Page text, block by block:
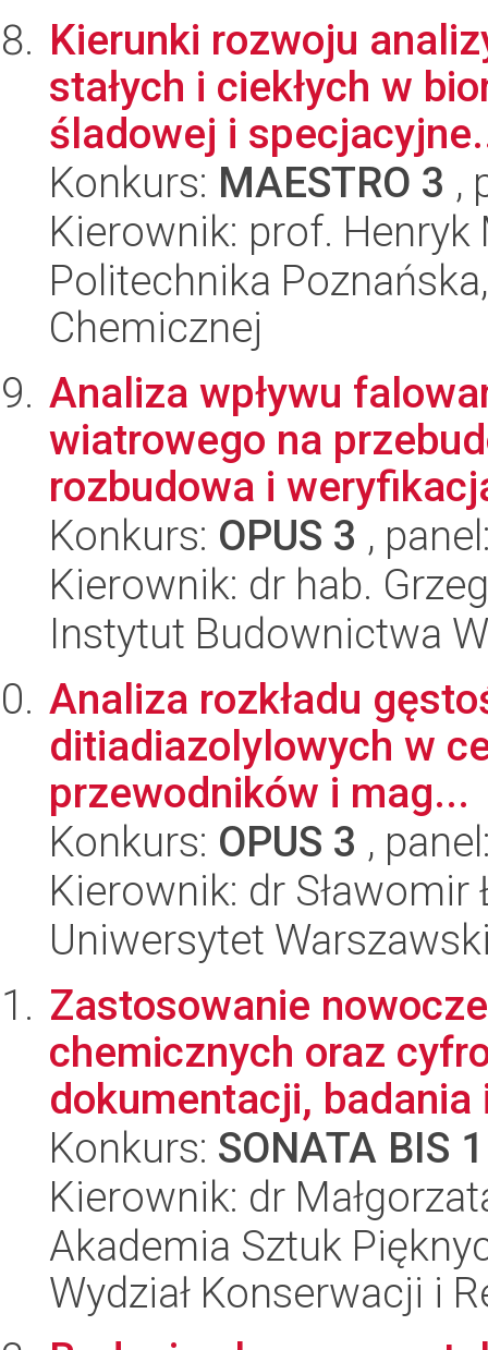
Kierunki rozwoju
stałych i ciekłych w
śladowej i
Konkurs: MAESTRO 3 ,
Kierownik: prof.
Politechnika
Chemicznej
Analiza wpływu
wiatrowego na
rozbudowa i
Konkurs: OPUS 3 ,
Kierownik: dr hab.
Instytut Budownictwa
Analiza rozkładu
ditiadiazolylowych w
przewodników i mag...
Konkurs: OPUS 3 ,
Kierownik: dr Sławomir
Uniwersytet
Zastosowanie
chemicznych oraz
dokumentacji, badania
Konkurs: SONATA BIS 1
Kierownik: dr
Akademia Sztuk
Wydział Konserwacji i